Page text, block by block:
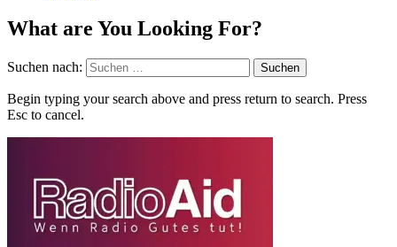
What are You Looking For?
Suchen nach:
Begin typing your search above and press return to search. Press
Esc to cancel.